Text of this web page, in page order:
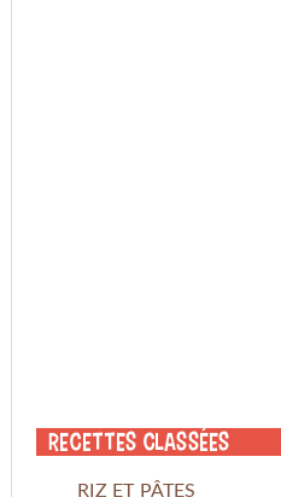
Recettes classées
RIZ ET PÂTES